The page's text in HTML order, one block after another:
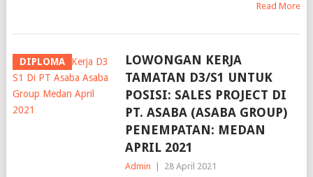
Read More
DIPLOMA
LOWONGAN KERJA
TAMATAN D3/S1 UNTUK
POSISI: SALES PROJECT DI
PT. ASABA (ASABA GROUP)
PENEMPATAN: MEDAN
APRIL 2021
Admin 28 April 2021